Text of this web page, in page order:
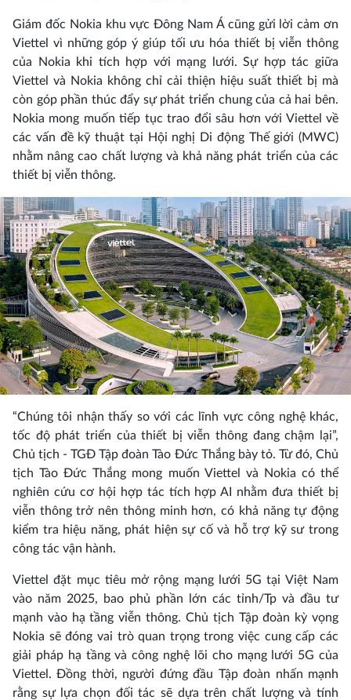
Giám đốc Nokia khu vực Đông Nam Á cũng gửi lời cảm ơn
Viettel vì những góp ý giúp tối ưu hóa thiết bị viễn thông
của Nokia khi tích hợp với mạng lưới. Sự hợp tác giữa
Viettel và Nokia không chỉ cải thiện hiệu suất thiết bị mà
còn góp phần thúc đẩy sự phát triển chung của cả hai bên.
Nokia mong muốn tiếp tục trao đổi sâu hơn với Viettel về
các vấn đề kỹ thuật tại Hội nghị Di động Thế giới (MWC)
nhằm nâng cao chất lượng và khả năng phát triển của các
thiết bị viễn thông.
“Chúng tôi nhận thấy so với các lĩnh vực công nghệ khác,
tốc độ phát triển của thiết bị viễn thông đang chậm lại”,
Chủ tịch - TGĐ Tập đoàn Tào Đức Thắng bày tỏ. Từ đó, Chủ
tịch Tào Đức Thắng mong muốn Viettel và Nokia có thể
nghiên cứu cơ hội hợp tác tích hợp AI nhằm đưa thiết bị
viễn thông trở nên thông minh hơn, có khả năng tự động
kiểm tra hiệu năng, phát hiện sự cố và hỗ trợ kỹ sư trong
công tác vận hành.
Viettel đặt mục tiêu mở rộng mạng lưới 5G tại Việt Nam
vào năm 2025, bao phủ phần lớn các tỉnh/Tp và đầu tư
mạnh vào hạ tầng viễn thông. Chủ tịch Tập đoàn kỳ vọng
Nokia sẽ đóng vai trò quan trọng trong việc cung cấp các
giải pháp hạ tầng và công nghệ lõi cho mạng lưới 5G của
Viettel. Đồng thời, người đứng đầu Tập đoàn nhấn mạnh
rằng sự lựa chọn đối tác sẽ dựa trên chất lượng và tính